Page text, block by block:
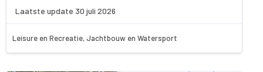
Laatste update 30 juli 2026
Leisure en Recreatie, Jachtbouw en Watersport